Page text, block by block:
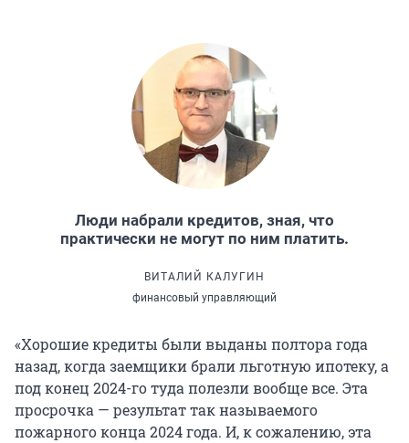
Люди набрали кредитов, зная, что
практически не могут по ним платить.
ВИТАЛИЙ КАЛУГИН
финансовый управляющий
«Хорошие кредиты были выданы полтора года
назад, когда заемщики брали льготную ипотеку, а
под конец 2024-го туда полезли вообще все. Эта
просрочка — результат так называемого
пожарного конца 2024 года. И, к сожалению, эта